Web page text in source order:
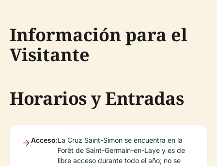
Información para el
Visitante
Horarios y Entradas
Acceso:La Cruz Saint-Simon se encuentra en la
Forêt de Saint-Germain-en-Laye y es de
libre acceso durante todo el año; no se